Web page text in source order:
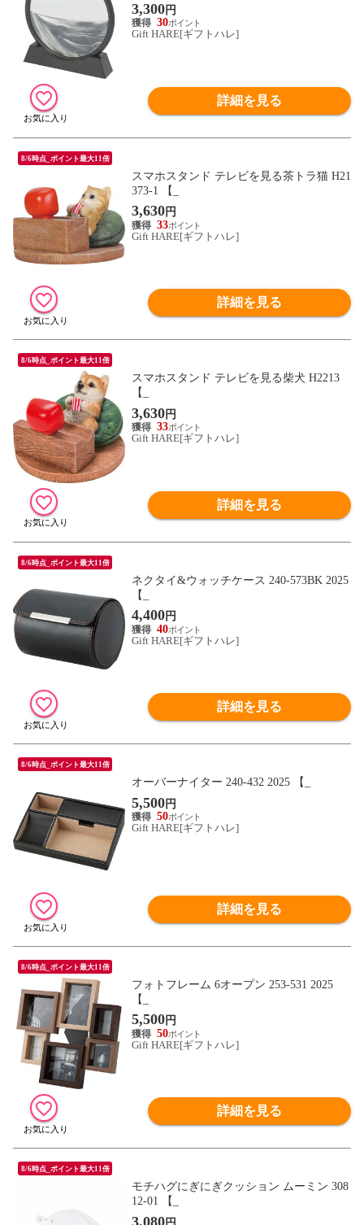
3,300円
30
Gift HARE[ギフトハレ]
詳細を見る
8/6時点_ポイント最大11倍
スマホスタンド テレビを見る茶トラ猫 H21
373-1 【_
3,630円
33
Gift HARE[ギフトハレ]
詳細を見る
8/6時点_ポイント最大11倍
スマホスタンド テレビを見る柴犬 H2213
【_
3,630円
33
Gift HARE[ギフトハレ]
詳細を見る
8/6時点_ポイント最大11倍
ネクタイ&ウォッチケース 240-573BK 2025
【_
4,400円
40
Gift HARE[ギフトハレ]
詳細を見る
8/6時点_ポイント最大11倍
オーバーナイター 240-432 2025 【_
5,500円
50
Gift HARE[ギフトハレ]
詳細を見る
8/6時点_ポイント最大11倍
フォトフレーム 6オープン 253-531 2025
【_
5,500円
50
Gift HARE[ギフトハレ]
詳細を見る
8/6時点_ポイント最大11倍
モチハグにぎにぎクッション ムーミン 308
12-01 【_